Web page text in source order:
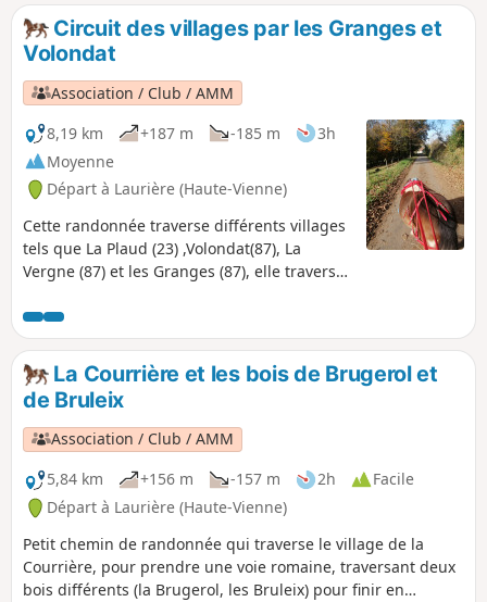
Circuit des villages par les Granges et
Volondat
Association / Club / AMM
8,19 km
+187 m -185 m
3h
Moyenne
Départ à Laurière (Haute-Vienne)
Cette randonnée traverse différents villages
tels que La Plaud (23) ,Volondat(87), La
Vergne (87) et les Granges (87), elle traverse
différents points de vue, un passage à gué
est aussi disponible.
La Courrière et les bois de Brugerol et
de Bruleix
Association / Club / AMM
5,84 km
+156 m -157 m 2h
Facile
Départ à Laurière (Haute-Vienne)
Petit chemin de randonnée qui traverse le village de la
Courrière, pour prendre une voie romaine, traversant deux
bois différents (la Brugerol, les Bruleix) pour finir en